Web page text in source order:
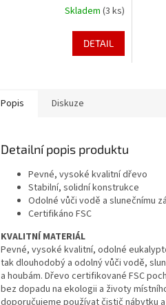
Skladem (3 ks)
DETAIL
Popis Diskuze
Detailní popis produktu
Pevné, vysoké kvalitní dřevo
Stabilní, solidní konstrukce
Odolné vůči vodě a slunečnímu
Certifikáno FSC
KVALITNÍ MATERIÁL
Pevné, vysoké kvalitní, odolné
tak dlouhodobý a odolný vůči vodě,
a houbám. Dřevo certifikované FSC
bez dopadu na ekologii a životy